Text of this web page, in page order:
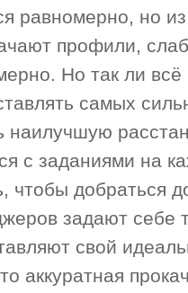
равномерно, но
профили,
Но так ли
самых
наилучшую
с заданиями на
чтобы добраться
задают себе
свой
аккуратная